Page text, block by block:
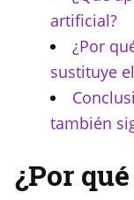
artificial?
¿Por
sustituye
también
¿Por